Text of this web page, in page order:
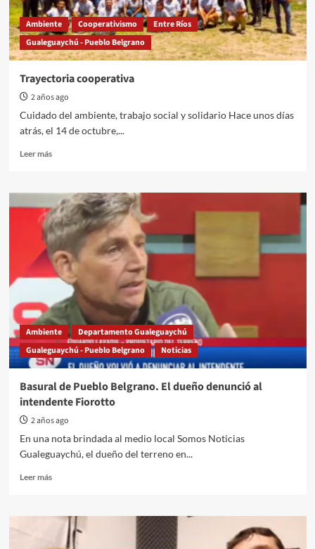
Ambiente Cooperativismo
Entre Ríos
Gualeguaychú - Pueblo Belgrano
Trayectoria cooperativa
2 años ago
Cuidado del ambiente, trabajo social y solidario Hace unos días
atrás, el 14 de octubre,...
Leer másRead
Trayectoria
cooperativa
Ambiente
Departamento Gualeguaychú
Gualeguaychú - Pueblo Belgrano
Noticias
Basural de Pueblo Belgrano. El dueño denunció al
intendente Fiorotto
2 años ago
En una nota brindada al medio local Somos Noticias
Gualeguaychú, el dueño del terreno en...
Leer másRead
Basural
Pueblo